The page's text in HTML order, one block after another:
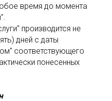
время до момента
производится не
дней с даты
соответствующего
понесенных